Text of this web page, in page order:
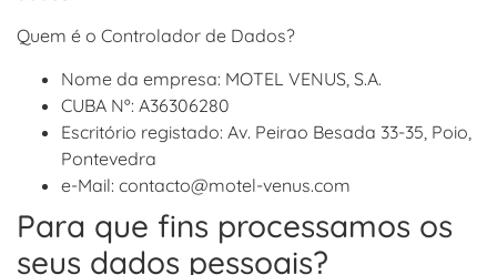
Quem é o Controlador de Dados?
Nome da empresa: MOTEL VENUS, S.A.
CUBA Nº: A36306280
Escritório registado: Av. Peirao Besada 33-35, Poio,
Pontevedra
e-Mail: contacto@motel-venus.com
Para que fins processamos os
seus dados pessoais?